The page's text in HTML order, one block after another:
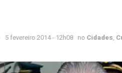
5 fevereiro 2014 - 12h08 no Cidades,